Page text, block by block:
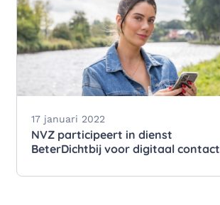
17 januari 2022
NVZ participeert in dienst
BeterDichtbij voor digitaal contact